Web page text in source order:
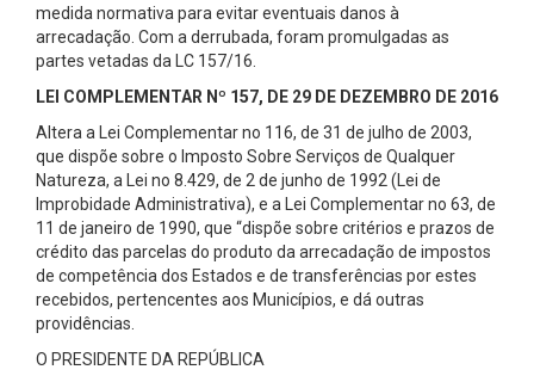
medida normativa para evitar eventuais danos à
arrecadação. Com a derrubada, foram promulgadas as
partes vetadas da LC 157/16.
LEI COMPLEMENTAR Nº 157, DE 29 DE DEZEMBRO DE 2016
Altera a Lei Complementar no 116, de 31 de julho de 2003,
que dispõe sobre o Imposto Sobre Serviços de Qualquer
Natureza, a Lei no 8.429, de 2 de junho de 1992 (Lei de
Improbidade Administrativa), e a Lei Complementar no 63, de
11 de janeiro de 1990, que “dispõe sobre critérios e prazos de
crédito das parcelas do produto da arrecadação de impostos
de competência dos Estados e de transferências por estes
recebidos, pertencentes aos Municípios, e dá outras
providências.
O PRESIDENTE DA REPÚBLICA